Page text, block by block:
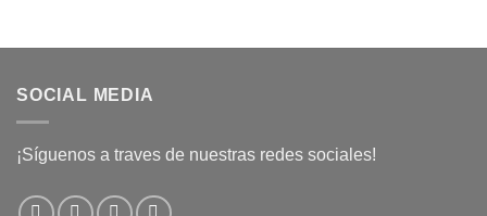
SOCIAL MEDIA
¡Síguenos a traves de nuestras redes sociales!